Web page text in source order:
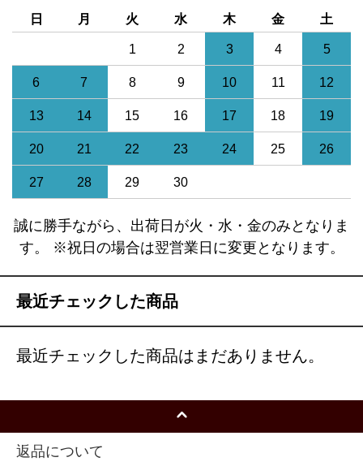
日 月 火 水 木 金 土
1 2 3 4 5
6 7 8 9 10 11 12
13 14 15 16 17 18 19
20 21 22 23 24 25 26
27 28 29 30
誠に勝手ながら、出荷日が火・水・金のみとなりま
す。 ※祝日の場合は翌営業日に変更となります。
最近チェックした商品
最近チェックした商品はまだありません。
返品について